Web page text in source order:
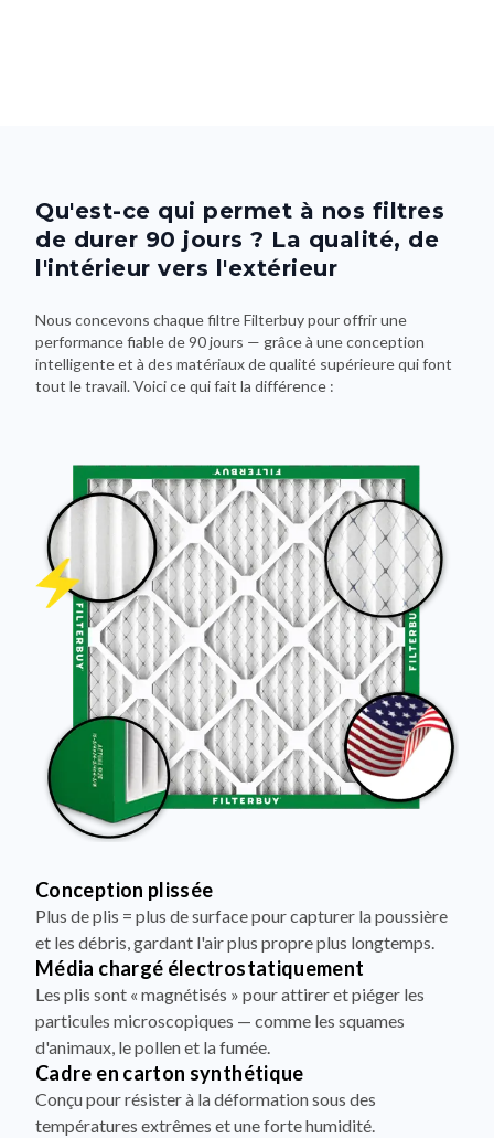
Qu'est-ce qui permet à nos filtres
de durer 90 jours ? La qualité, de
l'intérieur vers l'extérieur
Nous concevons chaque filtre Filterbuy pour offrir une
performance fiable de 90 jours — grâce à une conception
intelligente et à des matériaux de qualité supérieure qui font
tout le travail. Voici ce qui fait la différence :
Conception plissée
Plus de plis = plus de surface pour capturer la poussière
et les débris, gardant l'air plus propre plus longtemps.
Média chargé électrostatiquement
Les plis sont « magnétisés » pour attirer et piéger les
particules microscopiques — comme les squames
d'animaux, le pollen et la fumée.
Cadre en carton synthétique
Conçu pour résister à la déformation sous des
températures extrêmes et une forte humidité.